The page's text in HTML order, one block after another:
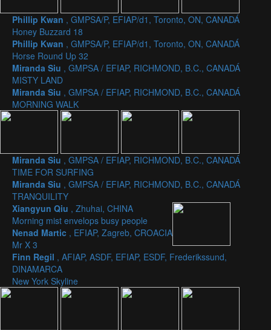
Phillip Kwan , GMPSA/P, EFIAP/d1, Toronto, ON, CANADÁ
Honey Buzzard 18
Phillip Kwan , GMPSA/P, EFIAP/d1, Toronto, ON, CANADÁ
Horse Round Up 32
Miranda Siu , GMPSA / EFIAP, RICHMOND, B.C., CANADÁ
MISTY LAND
Miranda Siu , GMPSA / EFIAP, RICHMOND, B.C., CANADÁ
MORNING WALK
Miranda Siu , GMPSA / EFIAP, RICHMOND, B.C., CANADÁ
TIME FOR SURFING
Miranda Siu , GMPSA / EFIAP, RICHMOND, B.C., CANADÁ
TRANQUILITY
Xiangyun Qiu , Zhuhai, CHINA
Morning mist envelops busy people
Nenad Martic , EFIAP, Zagreb, CROACIA
Mr X 3
Finn Regil , AFIAP, ASDF, EFIAP, ESDF, Frederikssund,
DINAMARCA
New York Skyline